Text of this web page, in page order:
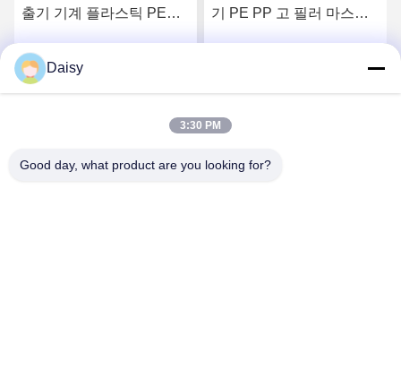
출기 기계 플라스틱 PEPP
최고의 가격을 얻으십시
기 PE PP 고 필러 마스터
Daisy
3:30 PM
Good day, what product are you looking for?